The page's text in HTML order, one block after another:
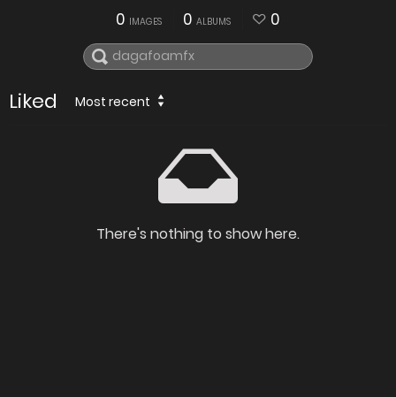
0 IMAGES 0 ALBUMS 0
Liked Most recent
There's nothing to show here.